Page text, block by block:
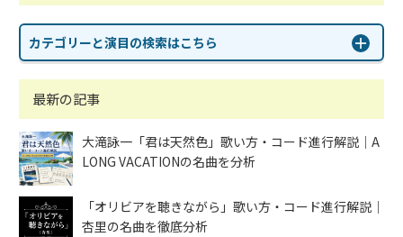
最新の記事
大滝詠一「君は天然色」歌い方・コード進行解説｜A
LONG VACATIONの名曲を分析
「オリビアを聴きながら」歌い方・コード進行解説｜
杏里の名曲を徹底分析
カテゴリーと演目の検索はこちら